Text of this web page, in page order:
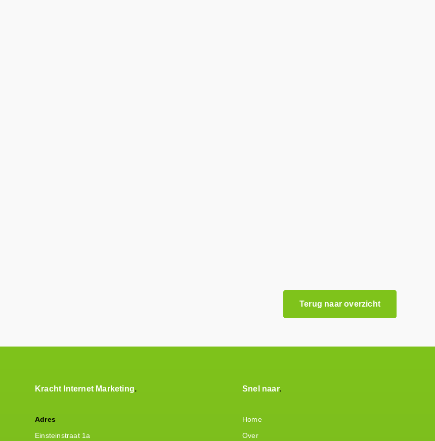
Terug naar overzicht
Kracht Internet Marketing
Adres
Einsteinstraat 1a
Snel naar
Home
Over